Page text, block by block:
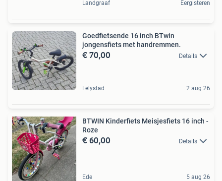
Landgraaf Eergisteren
Goedfietsende 16 inch BTwin
jongensfiets met handremmen.
€ 70,00 Details
Lelystad 2 aug 26
BTWIN Kinderfiets Meisjesfiets 16 inch -
Roze
€ 60,00 Details
Ede 5 aug 26